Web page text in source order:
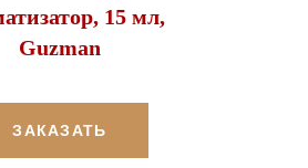
15 мл,
Guzman
ЗАКАЗАТЬ